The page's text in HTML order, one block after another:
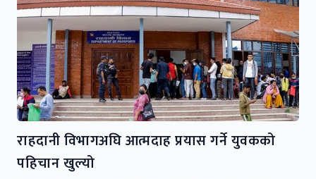
राहदानी विभागअघि आत्मदाह प्रयास गर्ने युवकको
पहिचान खुल्यो